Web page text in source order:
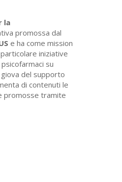
la
promossa dal
e ha come mission
iniziative
su
del supporto
di contenuti le
promosse tramite